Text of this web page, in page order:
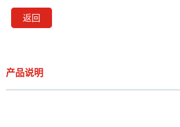
返回
产品说明